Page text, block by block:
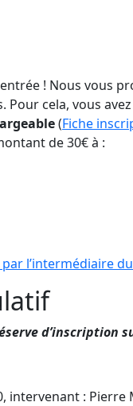
! Nous vous
cela, vous
(Fiche
de 30€ à :
par l’intermédiaire
d’inscription
intervenant :